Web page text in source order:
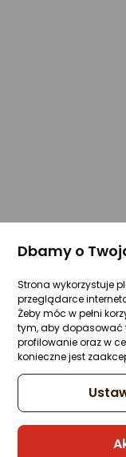
Dbamy o
Strona wykorzystuje
przeglądarce
Żeby móc w pełni
tym, aby dopasować
profilowanie oraz w
konieczne jest